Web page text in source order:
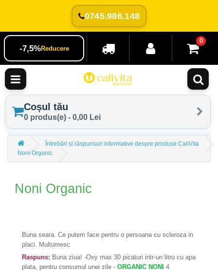
0745.986.148
-7,5%Reducere
0
Coșul tău
0 produs(e) - 0,00 Lei
Întrebări și răspunsuri informative despre produse CaliVita
Noni Organic
Noni Organic
Buna seara. Ce putem face pentru o persoana cu scleroza in
placi. Multumesc
Raspuns: Buna ziua! -Oxy max 30 picaturi intr-un litru cu apa
plata, pentru consumul unei zile - ORGANIC NONI
4